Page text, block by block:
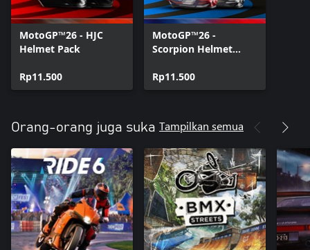
MotoGP™26 - HJC
Helmet Pack
Rp11.500
MotoGP™26 -
Scorpion Helmet
Rp11.500
Orang-orang juga suka Tampilkan semua